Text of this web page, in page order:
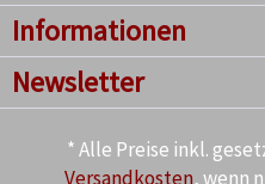
Informationen
Newsletter
* Alle Preise inkl.
Versandkosten, wenn